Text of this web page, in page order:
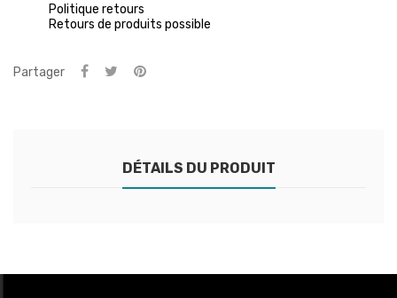
Politique retours
Retours de produits possible
Partager
DÉTAILS DU PRODUIT